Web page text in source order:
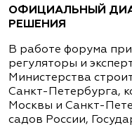
ОФИЦИАЛЬНЫЙ
РЕШЕНИЯ
В работе форума
регуляторы и
Министерства
Санкт-Петербурга,
Москвы и Санкт-
садов России,